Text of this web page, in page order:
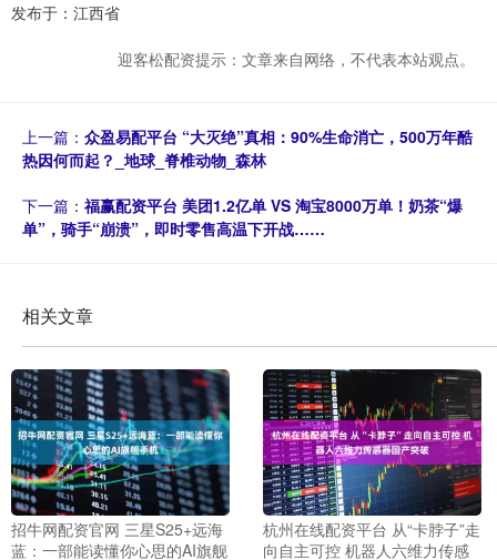
发布于：江西省
迎客松配资提示：文章来自网络，不代表本站观点。
上一篇： 众盈易配平台 “大灭绝”真相：90%生命消亡，500万年酷
热因何而起？_地球_脊椎动物_森林
下一篇： 福赢配资平台 美团1.2亿单 VS 淘宝8000万单！奶茶“爆
单”，骑手“崩溃”，即时零售高温下开战……
相关文章
招牛网配资官网 三星S25+远海
蓝：一部能读懂你心思的AI旗舰
杭州在线配资平台 从“卡脖子”走
向自主可控 机器人六维力传感